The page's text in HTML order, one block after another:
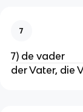
7
7) de vader
der Vater, die